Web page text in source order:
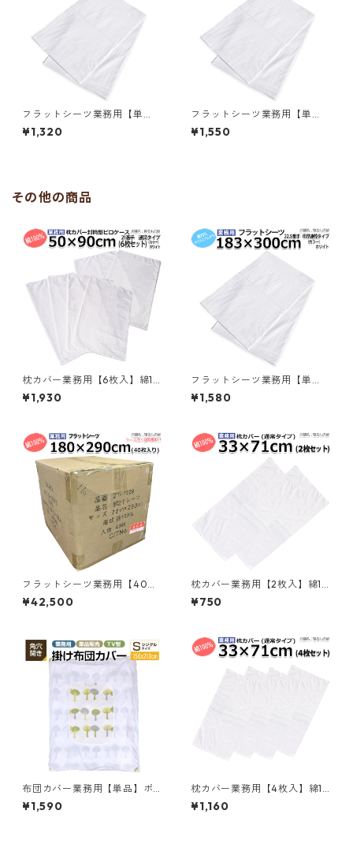
フラットシーツ業務用【単
品】綿70% ポリ30% 160x28
0cm シングルワイドサイズ メ
¥1,320
フラットシーツ業務用【単
品】綿100% 180×290cm ダ
ブルサイズ メール便（ポスト
¥1,550
その他の商品
枕カバー業務用【6枚入】綿10
0% 50×90cm 通常タイプ ピ
ローケース 封筒型 ホワイト 白
泊／367560900
¥1,930
フラットシーツ業務用【単
品】綿70% ポリ30% 183×30
0cm ダブルロングサイズ メー
ホテル 旅館 民宿 民泊／36183
3110
¥1,580
フラットシーツ業務用【40枚
入】綿100% 180×290cm ダ
ブルサイズ 敷きシーツ ホワイ
¥42,500
枕カバー業務用【2枚入】綿10
0% 33×71cm 通常タイプ ピロ
ーケース 封筒型 ホワイト 白
泊／363371020
¥750
布団カバー業務用【単品】ポ
リ65% 綿35% 150×210cm シ
ングルサイズ テレビ型 角穴開
¥1,590
枕カバー業務用【4枚入】綿10
0% 33×71cm 通常タイプ ピロ
ーケース 封筒型 ホワイト 白
¥1,160